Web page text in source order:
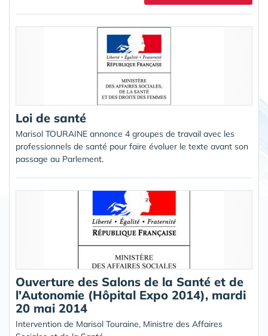
Loi de santé
Marisol TOURAINE annonce 4 groupes de travail avec les
professionnels de santé pour faire évoluer le texte avant son
passage au Parlement.
Ouverture des Salons de la Santé et de
l'Autonomie (Hôpital Expo 2014), mardi
20 mai 2014
Intervention de Marisol Touraine, Ministre des Affaires